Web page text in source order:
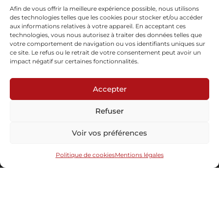
Afin de vous offrir la meilleure expérience possible, nous utilisons
des technologies telles que les cookies pour stocker et/ou accéder
aux informations relatives à votre appareil. En acceptant ces
technologies, vous nous autorisez à traiter des données telles que
votre comportement de navigation ou vos identifiants uniques sur
ce site. Le refus ou le retrait de votre consentement peut avoir un
impact négatif sur certaines fonctionnalités.
Accepter
Refuser
Voir vos préférences
Politique de cookiesMentions légales
En stock
Demande d'informations
Abonnez-vous à notre newsletter